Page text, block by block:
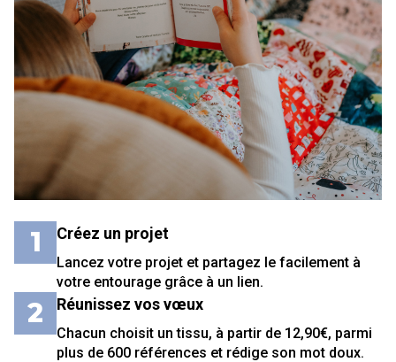
1 Créez un projet
Lancez votre projet et partagez le facilement à
votre entourage grâce à un lien.
2 Réunissez vos vœux
Chacun choisit un tissu, à partir de 12,90€, parmi
plus de 600 références et rédige son mot doux.